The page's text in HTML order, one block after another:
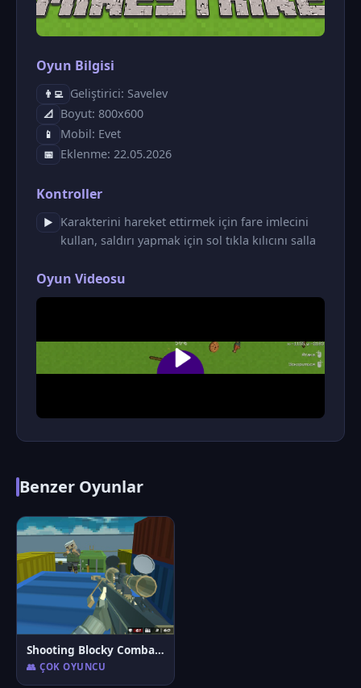
Oyun Bilgisi
👨‍💻 Geliştirici: Savelev
📐 Boyut: 800x600
📱 Mobil: Evet
📅 Eklenme: 22.05.2026
Kontroller
▶
Karakterini hareket ettirmek için fare imlecini
kullan, saldırı yapmak için sol tıkla kılıcını salla
Oyun Videosu
Benzer Oyunlar
Shooting Blocky Combat Swat GunGame Survival
👥 ÇOK OYUNCU